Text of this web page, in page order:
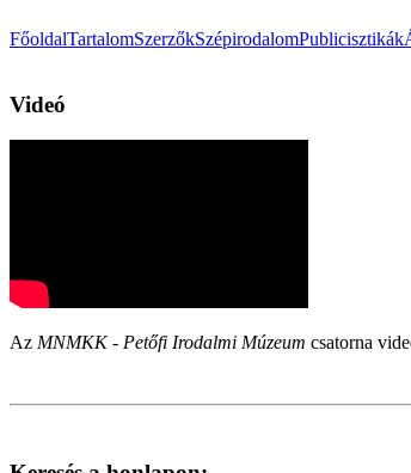
FőoldalTartalomSzerzőkSzépirodalomPublicisztikák
Videó
Az MNMKK - Petőfi Irodalmi Múzeum csatorna